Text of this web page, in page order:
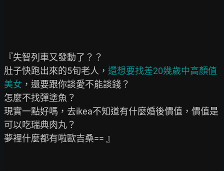
『失智列車又發動了？？
肚子快跑出來的5旬老人， 還想要找差20幾歲中高顏值
美女 ，還要跟你談愛不能談錢？
怎麼不找彈塗魚？
現實一點好嗎，去ikea不知道有什麼婚後價值，價值是
可以吃瑞典肉丸？
夢裡什麼都有啦歐吉桑== 』